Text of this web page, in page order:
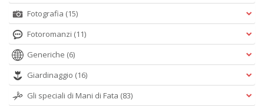
Fotografia (15)
Fotoromanzi (11)
Generiche (6)
Giardinaggio (16)
Gli speciali di Mani di Fata (83)